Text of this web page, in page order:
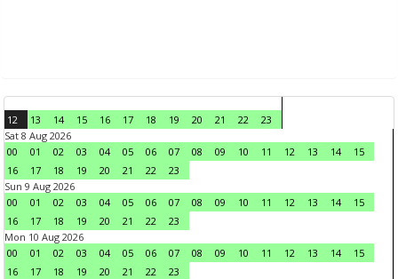
12 13 14 15 16 17 18 19 20 21 22
23
Sat 8 Aug 2026
00
01 02 03 04 05 06 07 08 09 10 11 12 13 14
15
16
17 18 19 20 21 22
23
Sun 9 Aug 2026
00
01 02 03 04 05 06 07 08 09 10 11 12 13 14
15
16
17 18 19 20 21 22
23
Mon 10 Aug 2026
00
01 02 03 04 05 06 07 08 09 10 11 12 13 14
15
16
17 18 19 20 21 22
23